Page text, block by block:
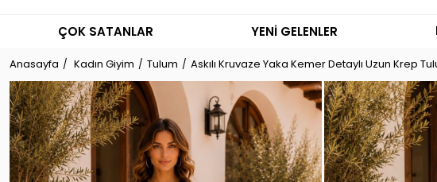
ÇOK SATANLAR YENİ GELENLER
Anasayfa Kadın Giyim Tulum Askılı Kruvaze Yaka Kemer Detaylı Uzun Krep